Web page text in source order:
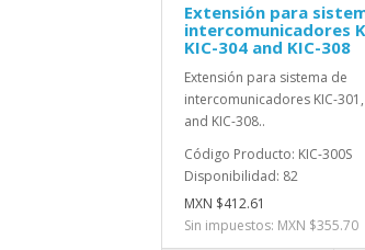
Extensión para
intercomunicadores
KIC-304 and KIC-308
Extensión para sistema de
intercomunicadores KIC-301,
and KIC-308..
Código Producto: KIC-300S
Disponibilidad: 82
MXN $412.61
Sin impuestos: MXN $355.70